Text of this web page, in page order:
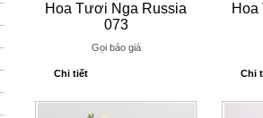
Hoa Tươi Nga Russia
073
Gọi báo giá
Chi tiết Chi